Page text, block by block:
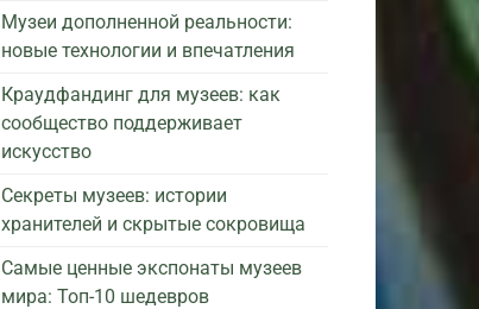
Музеи дополненной реальности:
новые технологии и впечатления
Краудфандинг для музеев: как
сообщество поддерживает
искусство
Секреты музеев: истории
хранителей и скрытые сокровища
Самые ценные экспонаты музеев
мира: Топ-10 шедевров